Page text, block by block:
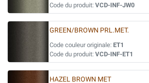
Code du produit: VCD-INF-JW0
GREEN/BROWN PRL.MET.
Code couleur originale: ET1
Code du produit: VCD-INF-ET1
HAZEL BROWN MET